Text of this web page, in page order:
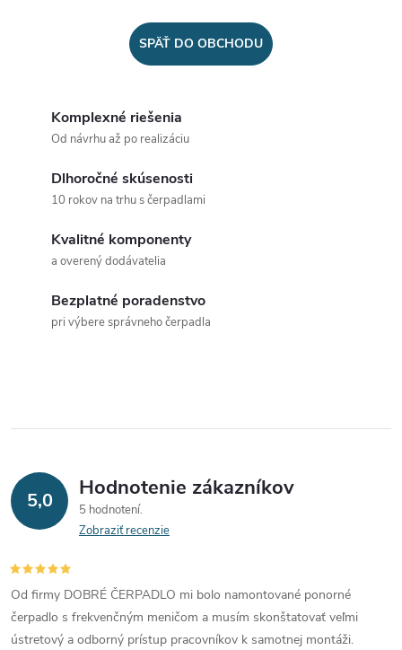
SPÄŤ DO OBCHODU
Komplexné riešenia
Od návrhu až po realizáciu
Dlhoročné skúsenosti
10 rokov na trhu s čerpadlami
Kvalitné komponenty
a overený dodávatelia
Bezplatné poradenstvo
pri výbere správneho čerpadla
5,0 Hodnotenie zákazníkov
5 hodnotení
Zobraziť recenzie
Od firmy DOBRÉ ČERPADLO mi bolo namontované ponorné
čerpadlo s frekvenčným meničom a musím skonštatovať veľmi
ústretový a odborný prístup pracovníkov k samotnej montáži.